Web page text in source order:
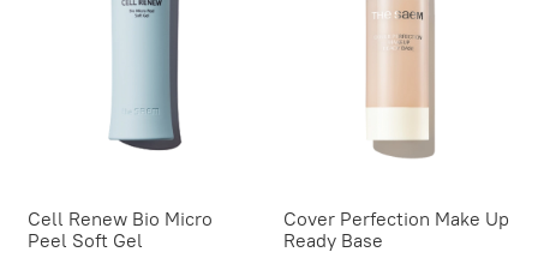
Cell Renew Bio Micro
Peel Soft Gel
Cover Perfection Make Up
Ready Base